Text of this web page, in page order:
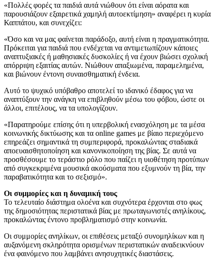
«Πολλές φορές τα παιδιά αυτά νιώθουν ότι είναι αόρατα και
παρουσιάζουν εξαιρετικά χαμηλή αυτοεκτίμηση» αναφέρει η κυρία
Καππάτου, και συνεχίζει:
«Όσο και να μας φαίνεται παράδοξο, αυτή είναι η πραγματικότητα.
Πρόκειται για παιδιά που ενδέχεται να αντιμετωπίζουν κάποιες
αναπτυξιακές ή μαθησιακές δυσκολίες ή να έχουν βιώσει σχολική
απόρριψη εξαιτίας αυτών. Νιώθουν απαξιωμένα, παραμελημένα,
και βιώνουν έντονη συναισθηματική ένδεια.
Αυτό το ψυχικό υπόβαθρο αποτελεί το ιδανικό έδαφος για να
αναπτύξουν την ανάγκη να επιβληθούν μέσω του φόβου, ώστε οι
άλλοι, επιτέλους, να τα υπολογίζουν.
«Παρατηρούμε επίσης ότι η υπερβολική ενασχόληση με τα μέσα
κοινωνικής δικτύωσης και τα online games με βίαιο περιεχόμενο
επηρεάζει σημαντικά τη συμπεριφορά, προκαλώντας σταδιακά
αποευαισθητοποίηση και κανονικοποίηση της βίας. Σε αυτά να
προσθέσουμε το τεράστιο ρόλο που παίζει η υιοθέτηση προτύπων
από συγκεκριμένα μουσικά ακούσματα που εξυμνούν τη βία, την
παραβατικότητα και το σεξισμό».
Οι συμμορίες και η δυναμική τους
Το τελευταίο διάστημα ολοένα και συχνότερα έρχονται στο φως
της δημοσιότητας περιστατικά βίας με πρωταγωνιστές ανηλίκους,
προκαλώντας έντονο προβληματισμό στην κοινωνία.
Οι συμμορίες ανηλίκων, οι επιθέσεις μεταξύ συνομηλίκων και η
αυξανόμενη σκληρότητα ορισμένων περιστατικών αναδεικνύουν
ένα φαινόμενο που λαμβάνει ανησυχητικές διαστάσεις.